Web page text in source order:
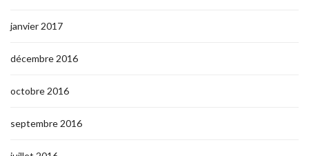
janvier 2017
décembre 2016
octobre 2016
septembre 2016